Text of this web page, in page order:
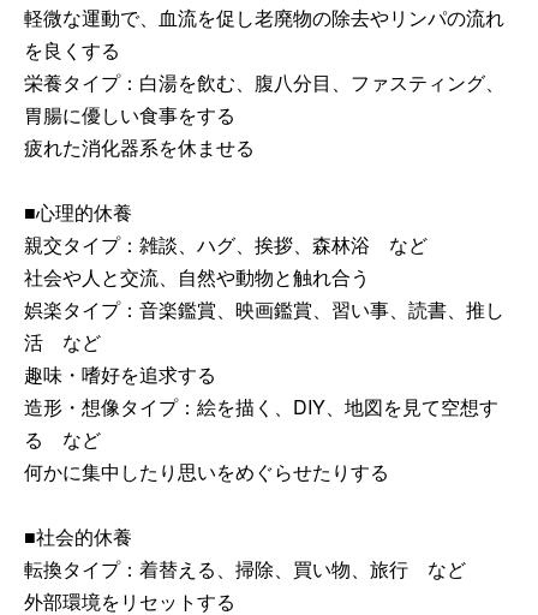
軽微な運動で、血流を促し老廃物の除去やリンパの流れ
を良くする
栄養タイプ：白湯を飲む、腹八分目、ファスティング、
胃腸に優しい食事をする
疲れた消化器系を休ませる
■心理的休養
親交タイプ：雑談、ハグ、挨拶、森林浴 など
社会や人と交流、自然や動物と触れ合う
娯楽タイプ：音楽鑑賞、映画鑑賞、習い事、読書、推し
活 など
趣味・嗜好を追求する
造形・想像タイプ：絵を描く、DIY、地図を見て空想す
る など
何かに集中したり思いをめぐらせたりする
■社会的休養
転換タイプ：着替える、掃除、買い物、旅行 など
外部環境をリセットする